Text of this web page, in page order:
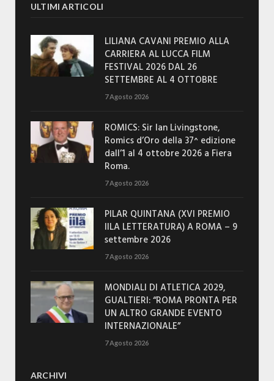
ULTIMI ARTICOLI
LILIANA CAVANI PREMIO ALLA
CARRIERA AL LUCCA FILM
FESTIVAL 2026 DAL 26
SETTEMBRE AL 4 OTTOBRE
7 Agosto 2026
ROMICS: Sir Ian Livingstone,
Romics d’Oro della 37^ edizione
dall’1 al 4 ottobre 2026 a Fiera
Roma.
7 Agosto 2026
PILAR QUINTANA (XVI PREMIO
IILA LETTERATURA) A ROMA – 9
settembre 2026
7 Agosto 2026
MONDIALI DI ATLETICA 2029,
GUALTIERI: “ROMA PRONTA PER
UN ALTRO GRANDE EVENTO
INTERNAZIONALE”
7 Agosto 2026
ARCHIVI